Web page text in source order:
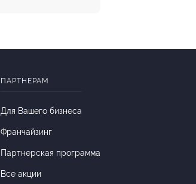
ПАРТНЕРАМ
Для Вашего бизнеса
Франчайзинг
Партнерская программа
Все акции